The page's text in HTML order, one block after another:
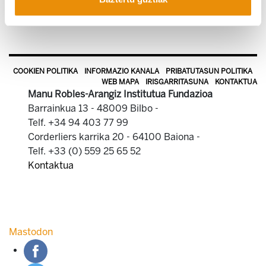
COOKIEN POLITIKA INFORMAZIO KANALA
PRIBATUTASUN POLITIKA
WEB MAPA
IRISGARRITASUNA KONTAKTUA
Manu Robles-Arangiz Institutua Fundazioa
Barrainkua 13 - 48009 Bilbo -
Telf. +34 94 403 77 99
Corderliers karrika 20 - 64100 Baiona -
Telf. +33 (0) 559 25 65 52
Kontaktua
Mastodon